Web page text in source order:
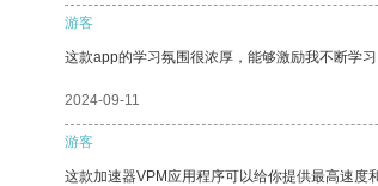
游客
这款app的学习氛围很浓厚，能够激励我不断学习
2024-09-11
游客
这款加速器VPM应用程序可以给你提供最高速度